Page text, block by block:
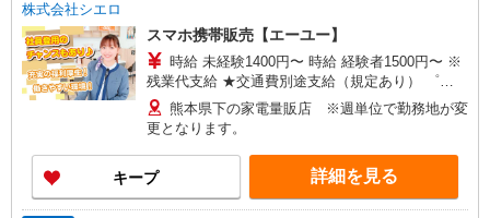
+゜
株式会社シエロ
スマホ携帯販売【エーユー】
時給 未経験1400円〜 時給 経験者1500円〜 ※
残業代支給 ★交通費別途支給（規定あり） ゜
+゜・。○。・゜+゜・。○。・゜+゜ 入社祝い金10
万円支給(規定有) お友達を紹介頂くと, インセンテ
ィブ支給(規定有) ★月2回払い・週払い可能（規程
有）★ ゜・。○。・゜+゜・。○。・゜+゜
熊本県下の家電量販店 ※週単位で勤務地が変
更となります。
キープ 詳細を見る